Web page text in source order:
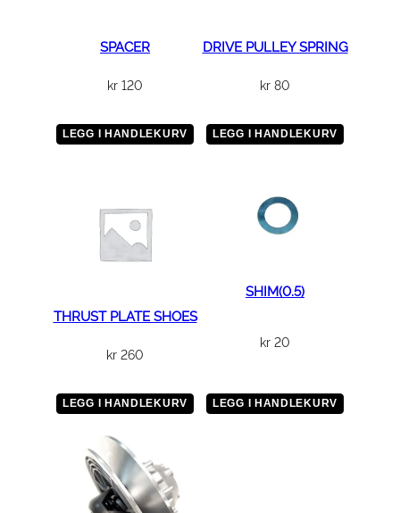
SPACER
kr 120
LEGG I HANDLEKURV
DRIVE PULLEY SPRING
kr 80
LEGG I HANDLEKURV
THRUST PLATE SHOES
kr 260
LEGG I HANDLEKURV
SHIM(0.5)
kr 20
LEGG I HANDLEKURV